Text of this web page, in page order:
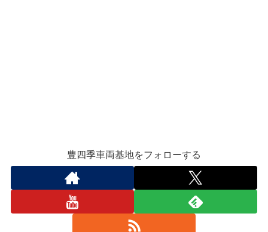
豊四季車両基地をフォローする